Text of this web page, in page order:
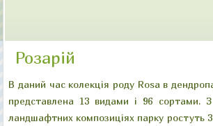
Розарій
В даний час колекція роду Rosa в
представлена 13 видами і 96 сортами.
ландшафтних композиціях парку ростуть 3